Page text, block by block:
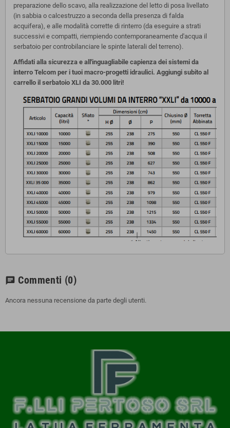
preparazione dello scavo, alla realizzazione del letto di posa livellato
(in sabbia o calcestruzzo a seconda della presenza di falda
acquifera), e alle modalità corrette di rinterro (da eseguire a strati
successivi e compatti, riempiendo contemporaneamente d'acqua il
serbatoio per controbilanciare le spinte laterali del terreno).
Affidati alla sicurezza e all'inguagliabile capienza dei sistemi da
interro Telcom per i tuoi macro-progetti idraulici. Aggiungi subito al
carrello il serbatoio XLI da 30.000 litri!
chat Commenti (0)
Ancora nessuna recensione da parte degli utenti.